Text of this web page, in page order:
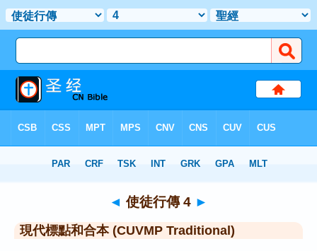
> 使徒行傳 4
◄ 使徒行傳 4 ►
現代標點和合本 (CUVMP Traditional)